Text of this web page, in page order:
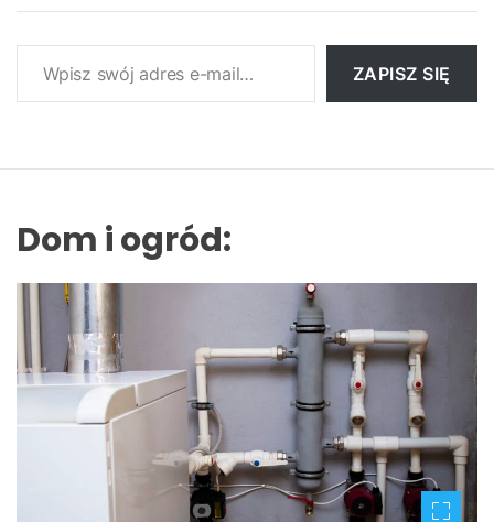
Wpisz swój adres e-mail…
ZAPISZ SIĘ
Dom i ogród: